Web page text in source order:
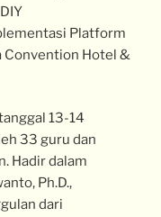
Platform
Convention Hotel &
13-14
33 guru dan
Hadir dalam
Ph.D.,
dari